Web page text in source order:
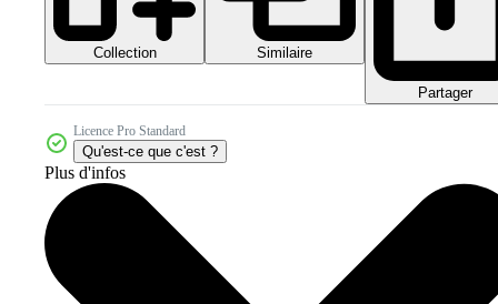
Collection Similaire
Partager
Licence Pro Standard
Qu'est-ce que c'est ?
Plus d'infos